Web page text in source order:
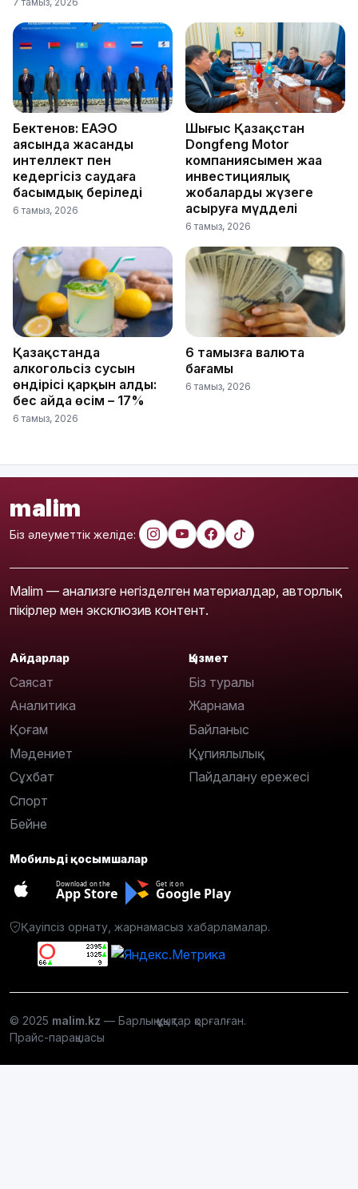
Бектенов: ЕАЭО
аясында жасанды
интеллект пен
кедергісіз саудаға
басымдық беріледі
6 тамыз, 2026
Шығыс Қазақстан
Dongfeng Motor
компаниясымен жаңа
инвестициялық
жобаларды жүзеге
асыруға мүдделі
6 тамыз, 2026
Қазақстанда
алкогольсіз сусын
өндірісі қарқын алды:
бес айда өсім – 17%
6 тамыз, 2026
6 тамызға валюта
бағамы
6 тамыз, 2026
malim
Біз әлеуметтік желіде:
Malim — анализге негізделген материалдар, авторлық
пікірлер мен эксклюзив контент.
Айдарлар
Саясат
Аналитика
Қоғам
Мәдениет
Сұхбат
Спорт
Бейне
Қызмет
Біз туралы
Жарнама
Байланыс
Құпиялылық
Пайдалану ережесі
Мобильді қосымшалар
Download on the
App Store
Get it on
Google Play
Қауіпсіз орнату, жарнамасыз хабарламалар.
© 2025 malim.kz — Барлық құқықтар қорғалған.
Прайс-парақшасы